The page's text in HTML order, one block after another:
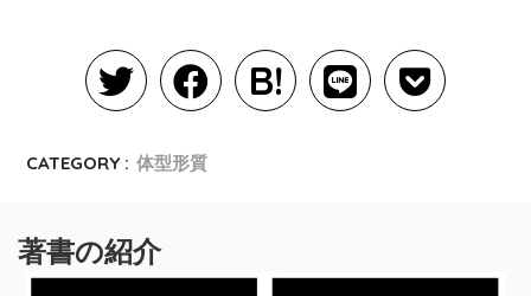
CATEGORY : 体型形質
著書の紹介